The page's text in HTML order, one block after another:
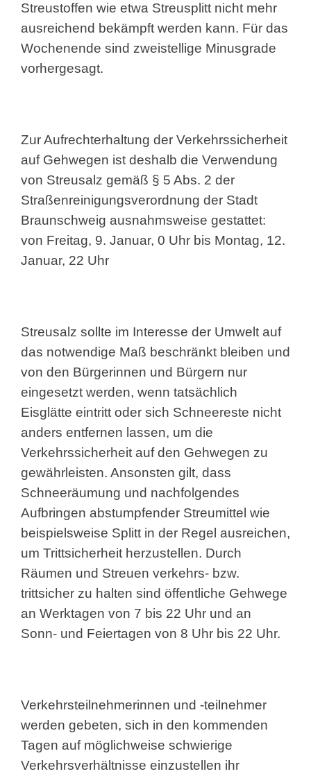
Streustoffen wie etwa Streusplitt nicht mehr
ausreichend bekämpft werden kann. Für das
Wochenende sind zweistellige Minusgrade
vorhergesagt.
Zur Aufrechterhaltung der Verkehrssicherheit
auf Gehwegen ist deshalb die Verwendung
von Streusalz gemäß § 5 Abs. 2 der
Straßenreinigungsverordnung der Stadt
Braunschweig ausnahmsweise gestattet:
von Freitag, 9. Januar, 0 Uhr bis Montag, 12.
Januar, 22 Uhr
Streusalz sollte im Interesse der Umwelt auf
das notwendige Maß beschränkt bleiben und
von den Bürgerinnen und Bürgern nur
eingesetzt werden, wenn tatsächlich
Eisglätte eintritt oder sich Schneereste nicht
anders entfernen lassen, um die
Verkehrssicherheit auf den Gehwegen zu
gewährleisten. Ansonsten gilt, dass
Schneeräumung und nachfolgendes
Aufbringen abstumpfender Streumittel wie
beispielsweise Splitt in der Regel ausreichen,
um Trittsicherheit herzustellen. Durch
Räumen und Streuen verkehrs- bzw.
trittsicher zu halten sind öffentliche Gehwege
an Werktagen von 7 bis 22 Uhr und an
Sonn- und Feiertagen von 8 Uhr bis 22 Uhr.
Verkehrsteilnehmerinnen und -teilnehmer
werden gebeten, sich in den kommenden
Tagen auf möglichweise schwierige
Verkehrsverhältnisse einzustellen ihr